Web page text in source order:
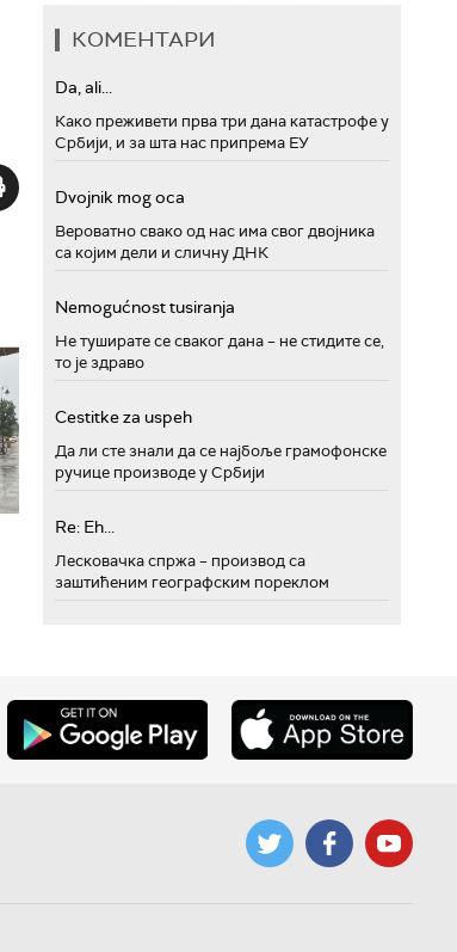
КОМЕНТАРИ
Da, ali...
Како преживети прва три дана катастрофе у
Србији, и за шта нас припрема ЕУ
Dvojnik mog oca
Вероватно свако од нас има свог двојника
са којим дели и сличну ДНК
Nemogućnost tusiranja
Не туширате се сваког дана – не стидите се,
то је здраво
Cestitke za uspeh
Да ли сте знали да се најбоље грамофонске
ручице производе у Србији
Re: Eh...
Лесковачка спржа – производ са
заштићеним географским пореклом